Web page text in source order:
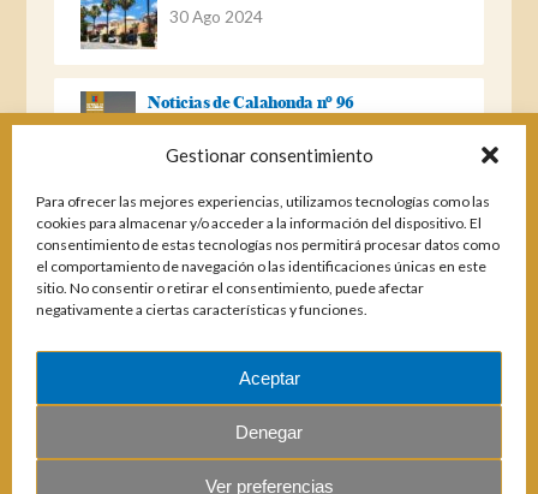
Gestionar consentimiento
Para ofrecer las mejores experiencias, utilizamos tecnologías como las
cookies para almacenar y/o acceder a la información del dispositivo. El
consentimiento de estas tecnologías nos permitirá procesar datos como
el comportamiento de navegación o las identificaciones únicas en este
sitio. No consentir o retirar el consentimiento, puede afectar
negativamente a ciertas características y funciones.
Aceptar
Denegar
Ver preferencias
30 Ago 2024
Noticias de Calahonda nº 96
Noticias de Calahonda Nº 95
04 Ene 2023